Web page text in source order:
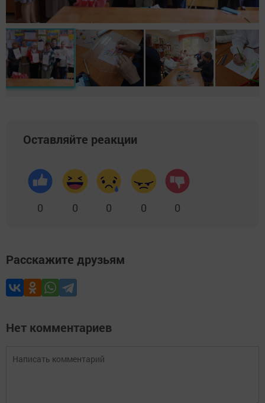
Оставляйте реакции
0 0 0 0 0
Расскажите друзьям
Нет комментариев